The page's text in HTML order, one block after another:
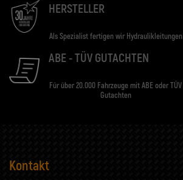
HERSTELLER
Als Spezialist fertigen wir Hydraulikleitungen
ABE - TÜV GUTACHTEN
Für über 20.000 Fahrzeuge mit ABE oder TÜV
Gutachten
Kontakt